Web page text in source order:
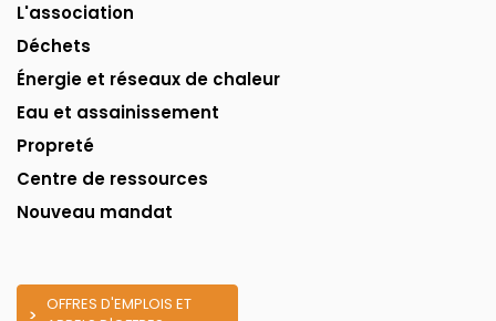
L'association
Déchets
Énergie et réseaux de chaleur
Eau et assainissement
Propreté
Centre de ressources
Nouveau mandat
OFFRES D'EMPLOIS ET